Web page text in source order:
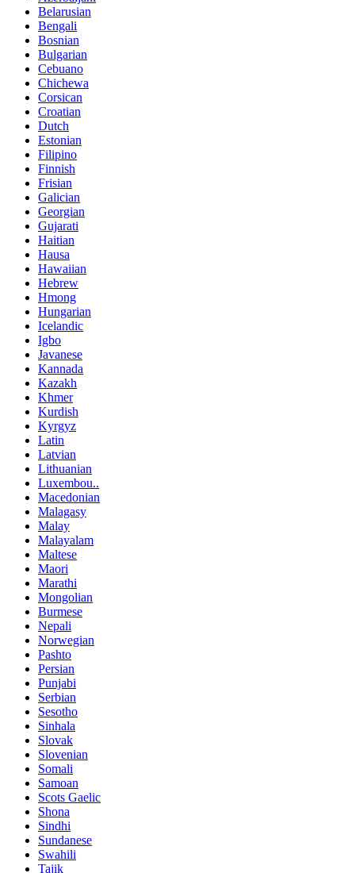
Belarusian
Bengali
Bosnian
Bulgarian
Cebuano
Chichewa
Corsican
Croatian
Dutch
Estonian
Filipino
Finnish
Frisian
Galician
Georgian
Gujarati
Haitian
Hausa
Hawaiian
Hebrew
Hmong
Hungarian
Icelandic
Igbo
Javanese
Kannada
Kazakh
Khmer
Kurdish
Kyrgyz
Latin
Latvian
Lithuanian
Luxembou..
Macedonian
Malagasy
Malay
Malayalam
Maltese
Maori
Marathi
Mongolian
Burmese
Nepali
Norwegian
Pashto
Persian
Punjabi
Serbian
Sesotho
Sinhala
Slovak
Slovenian
Somali
Samoan
Scots Gaelic
Shona
Sindhi
Sundanese
Swahili
Tajik